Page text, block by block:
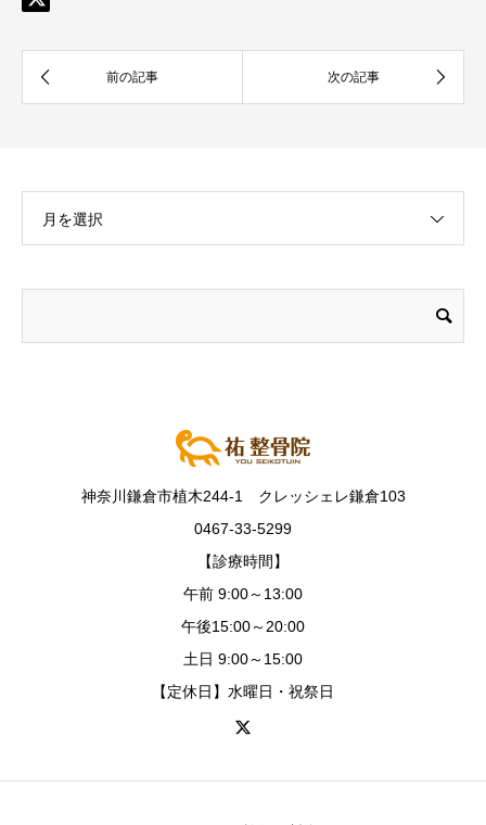
月を選択
神奈川鎌倉市植木244-1 クレッシェレ鎌倉103
0467-33-5299
【診療時間】
午前 9:00～13:00
午後15:00～20:00
土日 9:00～15:00
【定休日】水曜日・祝祭日